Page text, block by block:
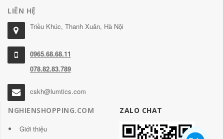
LIÊN HỆ
Triều Khúc, Thanh Xuân, Hà Nội
0965.68.68.11
078.82.83.789
cskh@lumtics.com
NGHIENSHOPPING.COM
Giới thiệu
ZALO CHAT